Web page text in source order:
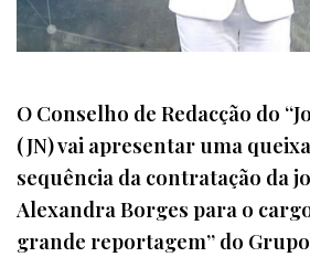
O Conselho de Redacção do
(JN) vai apresentar uma queixa
sequência da contratação da
Alexandra Borges para o
grande reportagem” do